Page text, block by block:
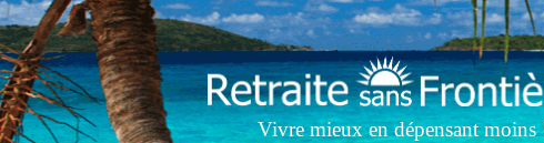
Vivre mieux en dépensant moins